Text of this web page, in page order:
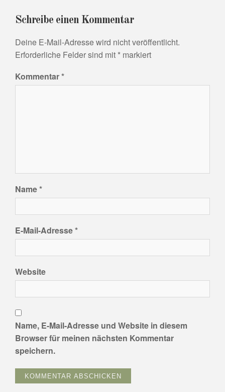
Schreibe einen Kommentar
Deine E-Mail-Adresse wird nicht veröffentlicht.
Erforderliche Felder sind mit * markiert
Kommentar*
Name*
E-Mail-Adresse*
Website
Name, E-Mail-Adresse und Website in diesem
Browser für meinen nächsten Kommentar
speichern.